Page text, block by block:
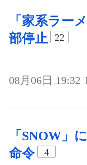
「家系ラー
部停止
22
08月06日 19:32
「SNOW」
命令
4